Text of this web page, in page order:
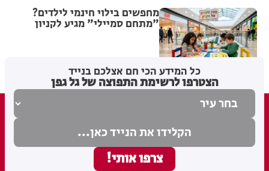
מחפשים בילוי חינמי לילדים?
"מתחם סמיילי" מגיע לקניון
כל המידע הכי חם אצלכם בנייד
הצטרפו לרשימת התפוצה של גל גפן